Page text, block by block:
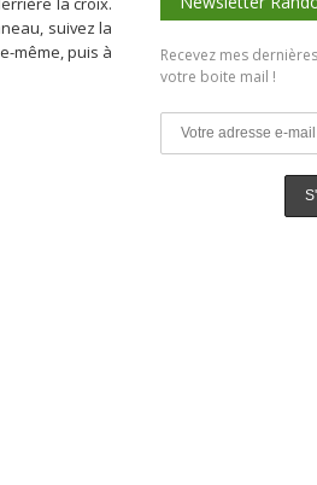
suivez la
même, puis à
Recevez mes
votre boite mail !